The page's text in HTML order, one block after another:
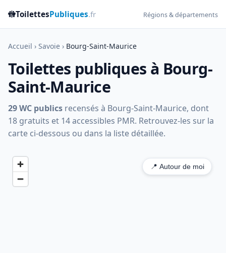
🚻ToilettesPubliques.fr Régions & départements
Accueil › Savoie › Bourg-Saint-Maurice
Toilettes publiques à Bourg-
Saint-Maurice
29 WC publics recensés à Bourg-Saint-Maurice, dont
18 gratuits et 14 accessibles PMR. Retrouvez-les sur la
carte ci-dessous ou dans la liste détaillée.
📍 Autour de moi